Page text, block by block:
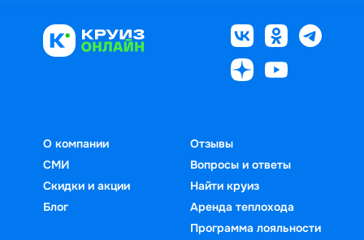
О компании
СМИ
Скидки и акции
Блог
Отзывы
Вопросы и ответы
Найти круиз
Аренда теплохода
Программа лояльности